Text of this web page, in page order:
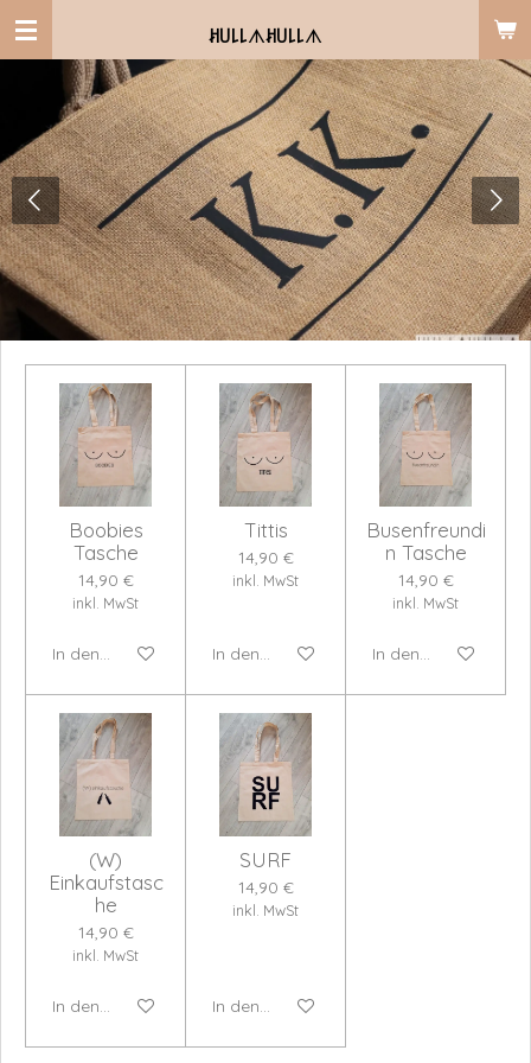
Zum
springen
ꎧ꒤꒒꒒ᗑꎧ꒤꒒꒒ᗑ
Boobies
Tasche
14,90 €
inkl. MwSt
In den Warenkorb
Tittis
14,90 €
inkl. MwSt
In den Warenkorb
Busenfreundi
n Tasche
14,90 €
inkl. MwSt
In den Warenkorb
(W)
Einkaufstasc
he
14,90 €
inkl. MwSt
In den Warenkorb
SURF
14,90 €
inkl. MwSt
In den Warenkorb